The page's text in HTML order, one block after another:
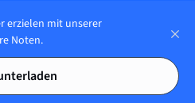
in Englischer Literatur
dort auch im
unterrichtet und an
mitgewirkt. Lily ist
Englische Sprache,
erzielen mit unserer
Noten.